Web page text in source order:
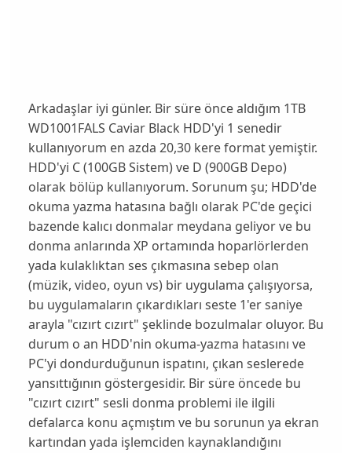
Arkadaşlar iyi günler. Bir süre önce aldığım 1TB
WD1001FALS Caviar Black HDD'yi 1 senedir
kullanıyorum en azda 20,30 kere format yemiştir.
HDD'yi C (100GB Sistem) ve D (900GB Depo)
olarak bölüp kullanıyorum. Sorunum şu; HDD'de
okuma yazma hatasına bağlı olarak PC'de geçici
bazende kalıcı donmalar meydana geliyor ve bu
donma anlarında XP ortamında hoparlörlerden
yada kulaklıktan ses çıkmasına sebep olan
(müzik, video, oyun vs) bir uygulama çalışıyorsa,
bu uygulamaların çıkardıkları seste 1'er saniye
arayla "cızırt cızırt" şeklinde bozulmalar oluyor. Bu
durum o an HDD'nin okuma-yazma hatasını ve
PC'yi dondurduğunun ispatını, çıkan seslerede
yansıttığının göstergesidir. Bir süre öncede bu
"cızırt cızırt" sesli donma problemi ile ilgili
defalarca konu açmıştım ve bu sorunun ya ekran
kartından yada işlemciden kaynaklandığını